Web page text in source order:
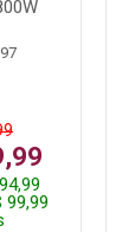
99,99